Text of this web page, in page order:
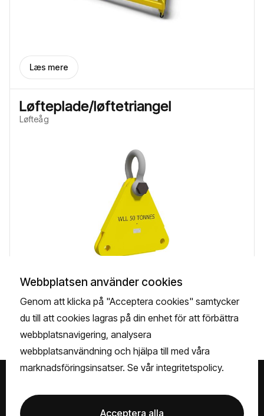
Læs mere
Løfteplade/løftetriangel
Løfteåg
Læs mere
Besøg os
Webbplatsen använder cookies
Genom att klicka på "Acceptera cookies" samtycker
du till att cookies lagras på din enhet för att förbättra
webbplatsnavigering, analysera
webbplatsanvändning och hjälpa till med våra
marknadsföringsinsatser. Se vårintegritetspolicy.
Acceptera alla